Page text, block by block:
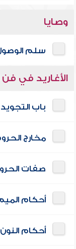
وصايا
سلم
الأغاريد في
باب التجويد
مخارج
صفات
أحكام
أحكام